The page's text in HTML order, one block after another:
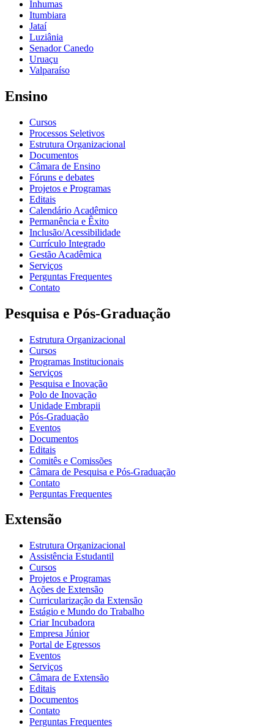
Inhumas
Itumbiara
Jataí
Luziânia
Senador Canedo
Uruaçu
Valparaíso
Ensino
Cursos
Processos Seletivos
Estrutura Organizacional
Documentos
Câmara de Ensino
Fóruns e debates
Projetos e Programas
Editais
Calendário Acadêmico
Permanência e Êxito
Inclusão/Acessibilidade
Currículo Integrado
Gestão Acadêmica
Serviços
Perguntas Frequentes
Contato
Pesquisa e Pós-Graduação
Estrutura Organizacional
Cursos
Programas Institucionais
Serviços
Pesquisa e Inovação
Polo de Inovação
Unidade Embrapii
Pós-Graduação
Eventos
Documentos
Editais
Comitês e Comissões
Câmara de Pesquisa e Pós-Graduação
Contato
Perguntas Frequentes
Extensão
Estrutura Organizacional
Assistência Estudantil
Cursos
Projetos e Programas
Ações de Extensão
Curricularização da Extensão
Estágio e Mundo do Trabalho
Criar Incubadora
Empresa Júnior
Portal de Egressos
Eventos
Serviços
Câmara de Extensão
Editais
Documentos
Contato
Perguntas Frequentes